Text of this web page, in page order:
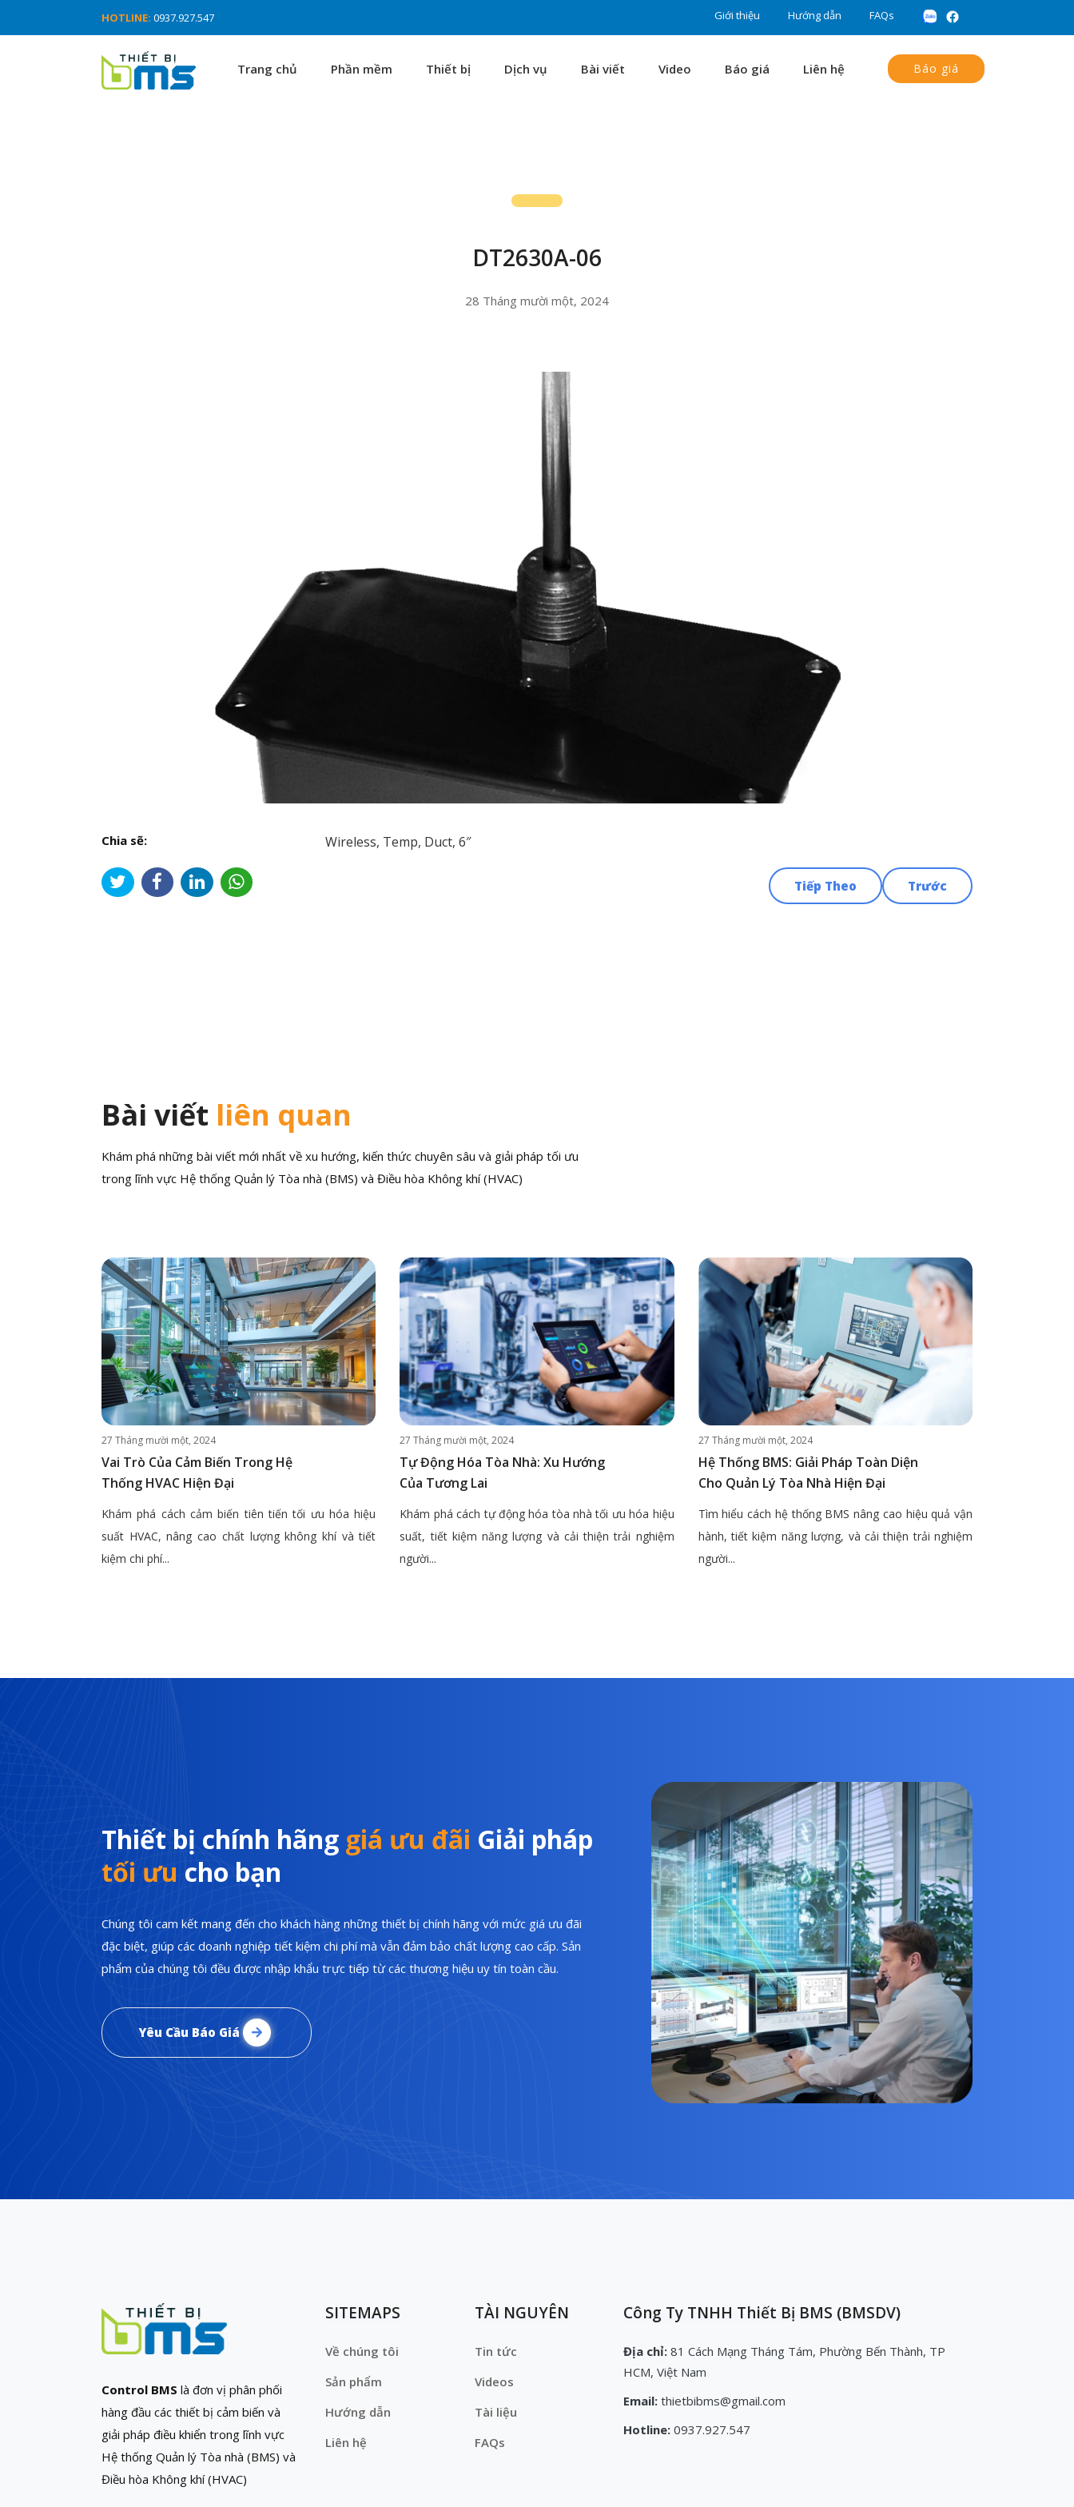
HOTLINE: 0937.927.547 Giới thiệu Hướng dẫn FAQs
Trang chủ Phần mềm Thiết bị Dịch vụ Bài viết Video Báo giá Liên hệ Báo giá
DT2630A-06
28 Tháng mười một, 2024
Chia sẽ: Wireless, Temp, Duct, 6″
Trước
Tiếp Theo
Bài viết liên quan
Khám phá những bài viết mới nhất về xu hướng, kiến thức chuyên sâu và giải pháp tối ưu
trong lĩnh vực Hệ thống Quản lý Tòa nhà (BMS) và Điều hòa Không khí (HVAC)
27 Tháng mười một, 2024
Vai Trò Của Cảm Biến Trong Hệ
Thống HVAC Hiện Đại
Khám phá cách cảm biến tiên tiến tối ưu hóa hiệu
suất HVAC, nâng cao chất lượng không khí và tiết
kiệm chi phí...
27 Tháng mười một, 2024
Tự Động Hóa Tòa Nhà: Xu Hướng
Của Tương Lai
Khám phá cách tự động hóa tòa nhà tối ưu hóa hiệu
suất, tiết kiệm năng lượng và cải thiện trải nghiệm
người...
27 Tháng mười một, 2024
Hệ Thống BMS: Giải Pháp Toàn Diện
Cho Quản Lý Tòa Nhà Hiện Đại
Tìm hiểu cách hệ thống BMS nâng cao hiệu quả vận
hành, tiết kiệm năng lượng, và cải thiện trải nghiệm
người...
Thiết bị chính hãng giá ưu đãi Giải pháp
tối ưu cho bạn
Chúng tôi cam kết mang đến cho khách hàng những thiết bị chính hãng với mức giá ưu đãi
đặc biệt, giúp các doanh nghiệp tiết kiệm chi phí mà vẫn đảm bảo chất lượng cao cấp. Sản
phẩm của chúng tôi đều được nhập khẩu trực tiếp từ các thương hiệu uy tín toàn cầu.
Yêu Cầu Báo Giá
Control BMS là đơn vị phân phối
hàng đầu các thiết bị cảm biến và
giải pháp điều khiển trong lĩnh vực
Hệ thống Quản lý Tòa nhà (BMS) và
Điều hòa Không khí (HVAC)
SITEMAPS
Về chúng tôi
Sản phẩm
Hướng dẫn
Liên hệ
TÀI NGUYÊN
Tin tức
Videos
Tài liệu
FAQs
Công Ty TNHH Thiết Bị BMS (BMSDV)
Địa chỉ: 81 Cách Mạng Tháng Tám, Phường Bến Thành, TP
HCM, Việt Nam
Email: thietbibms@gmail.com
Hotline: 0937.927.547